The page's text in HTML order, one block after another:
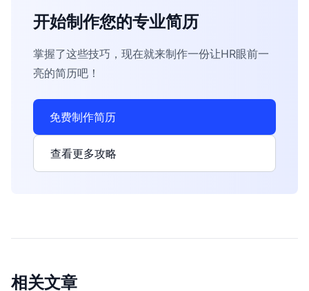
开始制作您的专业简历
掌握了这些技巧，现在就来制作一份让HR眼前一
亮的简历吧！
免费制作简历
查看更多攻略
相关文章